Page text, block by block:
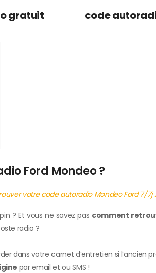
gratuit code
Ford Mondeo ?
votre code autoradio Mondeo Ford 7/7j
? Et vous ne savez pas comment
radio ?
dans votre carnet d’entretien si l’ancien
par email et ou SMS !